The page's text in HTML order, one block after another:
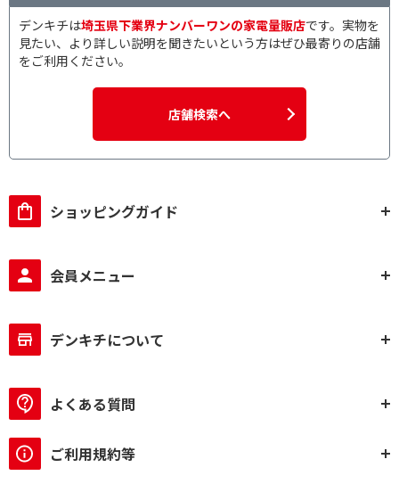
デンキチは埼玉県下業界ナンバーワンの家電量販店です。実物を
見たい、より詳しい説明を聞きたいという方はぜひ最寄りの店舗
をご利用ください。
店舗検索へ
ショッピングガイド
会員メニュー
デンキチについて
よくある質問
ご利用規約等